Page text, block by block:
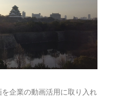
企業の動画活用に取り入れ